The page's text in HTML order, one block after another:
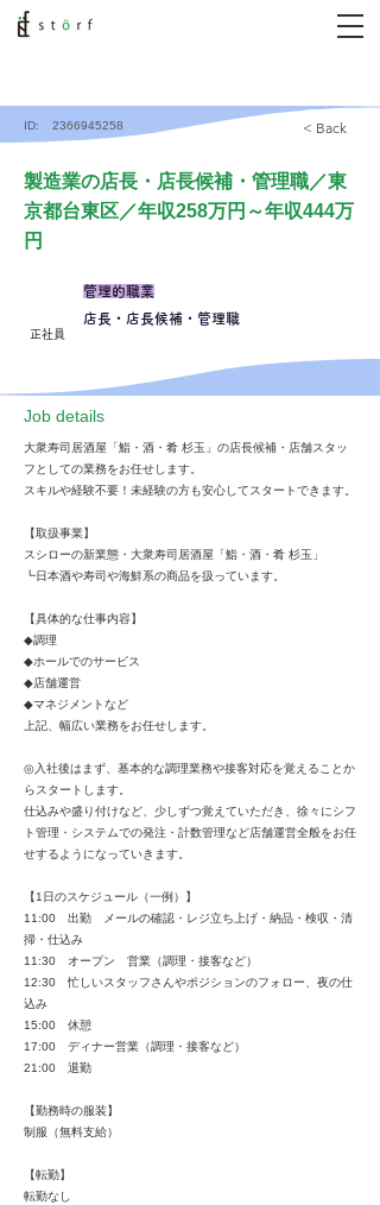
ID: 2366945258 < Back
製造業の店長・店長候補・管理職／東
京都台東区／年収258万円～年収444万
円
正社員
管理的職業
店長・店長候補・管理職
​Job details
大衆寿司居酒屋「鮨・酒・肴 杉玉」の店長候補・店舗スタッ
フとしての業務をお任せします。
スキルや経験不要！未経験の方も安心してスタートできます。
【取扱事業】
スシローの新業態・大衆寿司居酒屋「鮨・酒・肴 杉玉」
┗日本酒や寿司や海鮮系の商品を扱っています。
【具体的な仕事内容】
◆調理
◆ホールでのサービス
◆店舗運営
◆マネジメントなど
上記、幅広い業務をお任せします。
◎入社後はまず、基本的な調理業務や接客対応を覚えることか
らスタートします。
仕込みや盛り付けなど、少しずつ覚えていただき、徐々にシフ
ト管理・システムでの発注・計数管理など店舗運営全般をお任
せするようになっていきます。
【1日のスケジュール（一例）】
11:00 出勤 メールの確認・レジ立ち上げ・納品・検収・清
掃・仕込み
11:30 オープン 営業（調理・接客など）
12:30 忙しいスタッフさんやポジションのフォロー、夜の仕
込み
15:00 休憩
17:00 ディナー営業（調理・接客など）
21:00 退勤
【勤務時の服装】
制服（無料支給）
【転勤】
転勤なし